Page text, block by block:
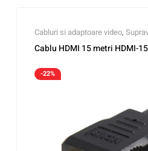
Cabluri si adaptoare video,
Cablu HDMI 15 metri HDMI-15
-22%